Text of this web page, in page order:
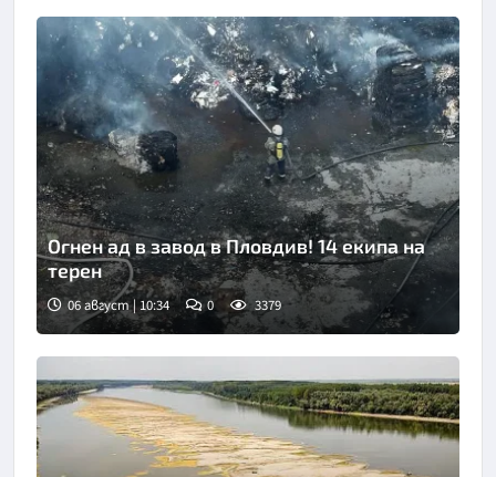
Огнен ад в завод в Пловдив! 14 екипа на
терен
06 август | 10:34 0 3379